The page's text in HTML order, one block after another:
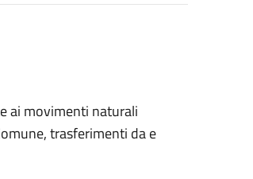
ai movimenti naturali
trasferimenti da e